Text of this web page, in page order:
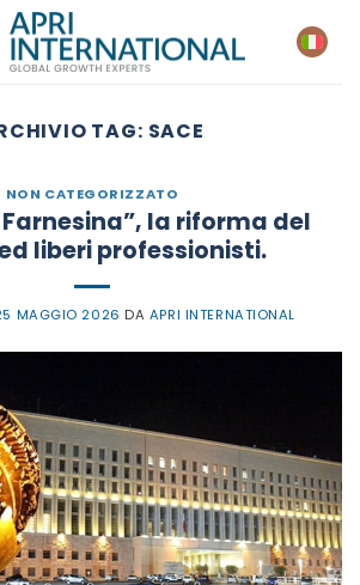
TAG: SACE
NON CATEGORIZZATO
Farnesina”, la riforma del
ed liberi professionisti.
MAGGIO 2026 DA APRI INTERNATIONAL